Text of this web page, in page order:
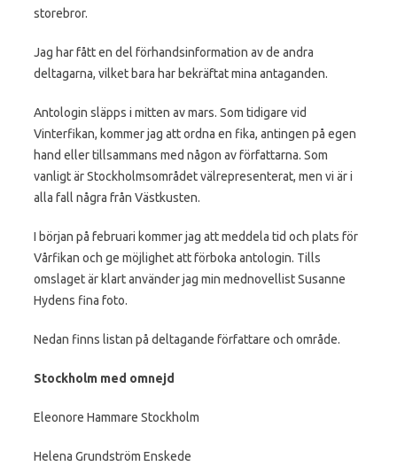
storebror.
Jag har fått en del förhandsinformation av de andra
deltagarna, vilket bara har bekräftat mina antaganden.
Antologin släpps i mitten av mars. Som tidigare vid
Vinterfikan, kommer jag att ordna en fika, antingen på egen
hand eller tillsammans med någon av författarna. Som
vanligt är Stockholmsområdet välrepresenterat, men vi är i
alla fall några från Västkusten.
I början på februari kommer jag att meddela tid och plats för
Vårfikan och ge möjlighet att förboka antologin. Tills
omslaget är klart använder jag min mednovellist Susanne
Hydens fina foto.
Nedan finns listan på deltagande författare och område.
Stockholm med omnejd
Eleonore Hammare Stockholm
Helena Grundström Enskede